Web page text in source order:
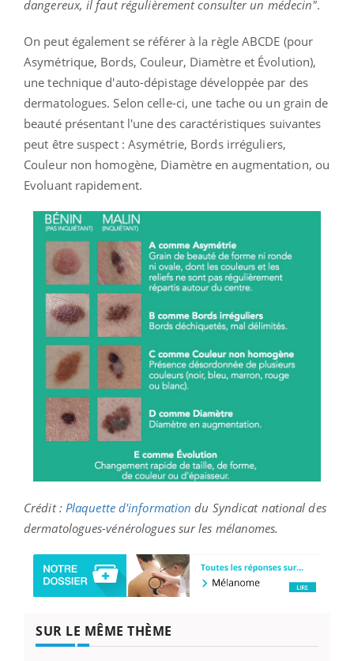
dangereux, il faut régulièrement consulter un médecin".
On peut également se référer à la règle ABCDE (pour
Asymétrique, Bords, Couleur, Diamètre et Évolution),
une technique d'auto-dépistage développée par des
dermatologues. Selon celle-ci, une tache ou un grain de
beauté présentant l'une des caractéristiques suivantes
peut être suspect : Asymétrie, Bords irréguliers,
Couleur non homogène, Diamètre en augmentation, ou
Evoluant rapidement.
Crédit : Plaquette d'information du Syndicat national des
dermatologues-vénérologues sur les mélanomes.
SUR LE MÊME THÈME